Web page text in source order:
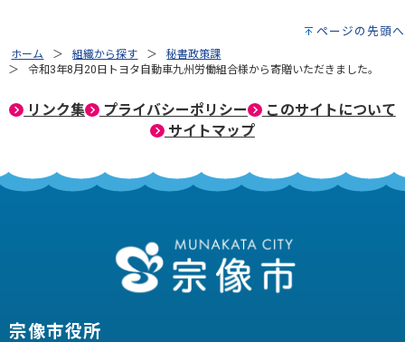
ページの先頭へ
ホーム 組織から探す
秘書政策課
令和3年8月20日トヨタ自動車九州労働組合様から寄贈いただきました。
リンク集 プライバシーポリシー
このサイトについて
サイトマップ
宗像市役所